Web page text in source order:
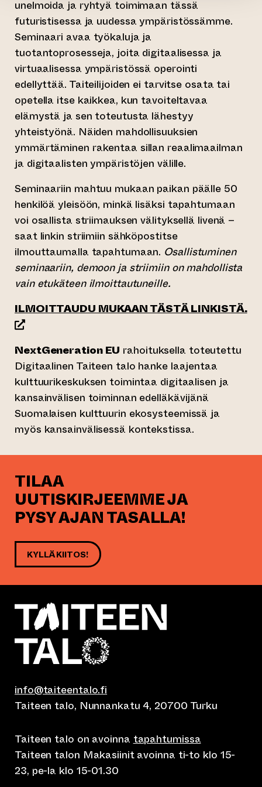
unelmoida ja ryhtyä toimimaan tässä
futuristisessa ja uudessa ympäristössämme.
Seminaari avaa työkaluja ja
tuotantoprosesseja, joita digitaalisessa ja
virtuaalisessa ympäristössä operointi
edellyttää. Taiteilijoiden ei tarvitse osata tai
opetella itse kaikkea, kun tavoiteltavaa
elämystä ja sen toteutusta lähestyy
yhteistyönä. Näiden mahdollisuuksien
ymmärtäminen rakentaa sillan reaalimaailman
ja digitaalisten ympäristöjen välille.
Seminaariin mahtuu mukaan paikan päälle 50
henkilöä yleisöön, minkä lisäksi tapahtumaan
voi osallista striimauksen välityksellä livenä –
saat linkin striimiin sähköpostitse
ilmouttaumalla tapahtumaan. Osallistuminen
seminaariin, demoon ja striimiin on mahdollista
vain etukäteen ilmoittautuneille.
ILMOITTAUDU MUKAAN TÄSTÄ LINKISTÄ.
NextGeneration EU rahoituksella toteutettu
Digitaalinen Taiteen talo hanke laajentaa
kulttuurikeskuksen toimintaa digitaalisen ja
kansainvälisen toiminnan edelläkävijänä
Suomalaisen kulttuurin ekosysteemissä ja
myös kansainvälisessä kontekstissa.
TILAA
UUTISKIRJEEMME JA
PYSY AJAN TASALLA!
KYLLÄ KIITOS!
info@taiteentalo.fi
Taiteen talo, Nunnankatu 4, 20700 Turku
Taiteen talo on avoinna tapahtumissa
Taiteen talon Makasiinit avoinna ti-to klo 15-
23, pe-la klo 15-01.30